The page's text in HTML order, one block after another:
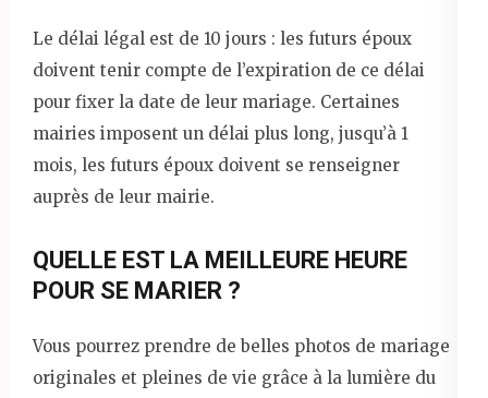
Le délai légal est de 10 jours : les futurs époux
doivent tenir compte de l’expiration de ce délai
pour fixer la date de leur mariage. Certaines
mairies imposent un délai plus long, jusqu’à 1
mois, les futurs époux doivent se renseigner
auprès de leur mairie.
QUELLE EST LA MEILLEURE HEURE
POUR SE MARIER ?
Vous pourrez prendre de belles photos de mariage
originales et pleines de vie grâce à la lumière du